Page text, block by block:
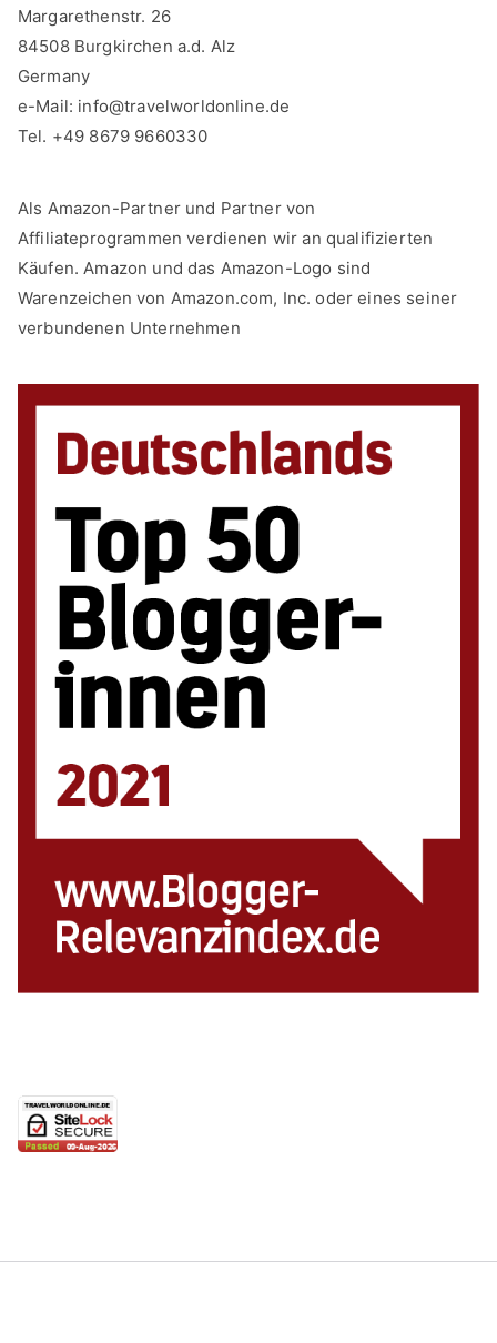
Margarethenstr. 26
84508 Burgkirchen a.d. Alz
Germany
e-Mail: info@travelworldonline.de
Tel. +49 8679 9660330
Als Amazon-Partner und Partner von
Affiliateprogrammen verdienen wir an qualifizierten
Käufen. Amazon und das Amazon-Logo sind
Warenzeichen von Amazon.com, Inc. oder eines seiner
verbundenen Unternehmen